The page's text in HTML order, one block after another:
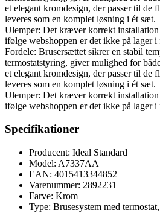
et elegant kromdesign, der passer til de
leveres som en komplet løsning i ét sæt.
Ulemper: Det kræver korrekt
ifølge webshoppen er det ikke på lager
Fordele: Brusersættet sikrer en stabil
termostatstyring, giver mulighed for
et elegant kromdesign, der passer til de
leveres som en komplet løsning i ét sæt.
Ulemper: Det kræver korrekt
ifølge webshoppen er det ikke på lager
Specifikationer
Producent: Ideal Standard
Model: A7337AA
EAN: 4015413344852
Varenummer: 2892231
Farve: Krom
Type: Brusesystem med